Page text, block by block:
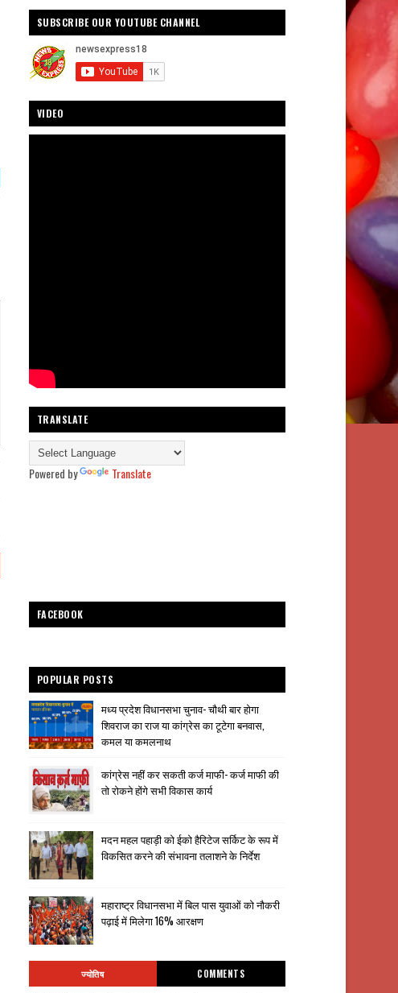
SUBSCRIBE OUR YOUTUBE CHANNEL
VIDEO
TRANSLATE
Powered by Translate
FACEBOOK
POPULAR POSTS
मध्य प्रदेश विधानसभा चुनाव- चौथी बार होगा
शिवराज का राज या कांग्रेस का टूटेगा बनवास,
कमल या कमलनाथ
कांग्रेस नहीं कर सकती कर्ज माफी- कर्ज माफी की
तो रोकने होंगे सभी विकास कार्य
मदन महल पहाड़ी को ईको हैरिटेज सर्किट के रूप में
विकसित करने की संभावना तलाशने के निर्देश
महाराष्ट्र विधानसभा में बिल पास युवाओं को नौकरी
पढ़ाई में मिलेगा 16% आरक्षण
ज्योतिष COMMENTS